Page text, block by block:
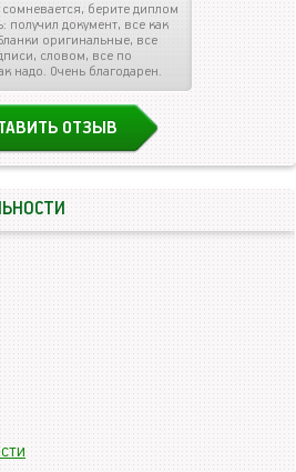
сомневается, берите диплом
получил документ, все как
оригинальные, все
словом, все по
надо. Очень благодарен.
ОТЗЫВ